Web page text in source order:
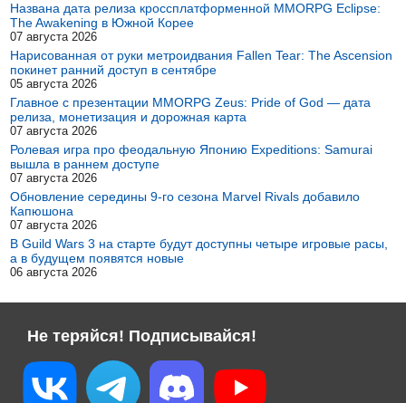
Названа дата релиза кроссплатформенной MMORPG Eclipse:
The Awakening в Южной Корее
07 августа 2026
Нарисованная от руки метроидвания Fallen Tear: The Ascension
покинет ранний доступ в сентябре
05 августа 2026
Главное с презентации MMORPG Zeus: Pride of God — дата
релиза, монетизация и дорожная карта
07 августа 2026
Ролевая игра про феодальную Японию Expeditions: Samurai
вышла в раннем доступе
07 августа 2026
Обновление середины 9-го сезона Marvel Rivals добавило
Капюшона
07 августа 2026
В Guild Wars 3 на старте будут доступны четыре игровые расы,
а в будущем появятся новые
06 августа 2026
Не теряйся! Подписывайся!